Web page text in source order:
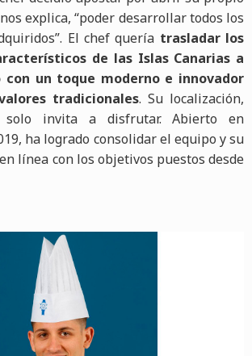
explica, “poder desarrollar todos los
El chef quería trasladar los
de las Islas Canarias a
con un toque moderno e innovador
tradicionales. Su localización,
solo invita a disfrutar. Abierto en
ha logrado consolidar el equipo y su
línea con los objetivos puestos desde